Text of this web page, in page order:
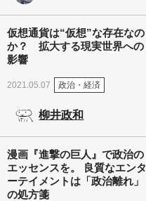
仮想通貨は“仮想”な存在なの
か？ 拡大する現実世界への
影響
2021.05.07 政治・経済
柳井政和
漫画『進撃の巨人』で政治の
エッセンスを。 良質なエンタ
ーテイメントは「政治離れ」
の処方箋